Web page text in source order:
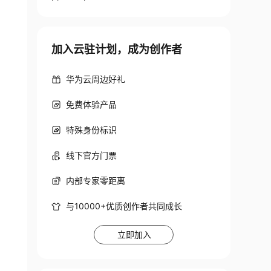
加入云驻计划，成为创作者
华为云周边好礼
免费体验产品
特殊身份标识
线下官方门票
内部专家零距离
与10000+优质创作者共同成长
立即加入